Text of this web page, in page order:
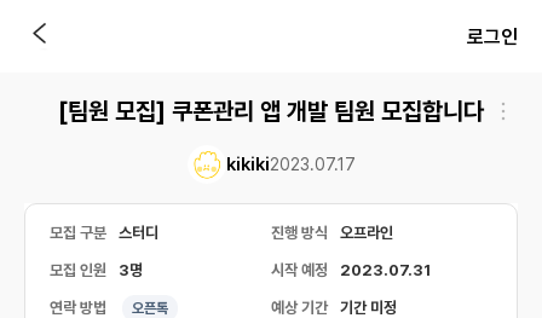
로그인
[팀원 모집] 쿠폰관리 앱 개발 팀원 모집합니다
kikiki2023.07.17
모집 구분 스터디 진행 방식 오프라인
모집 인원 3명 시작 예정 2023.07.31
연락 방법 오픈톡 예상 기간 기간 미정